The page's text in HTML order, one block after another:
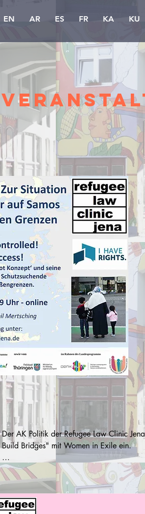
EN AR ES FR KA KU
Der AK Politik der Refugee Law Clinic
Build Bridges" mit Women in Exile ein.
Das Buch ist eine Textsammlung von
Situation in den Lagern und die
die seit 20 Jahren für Bewegungsfreiheit
kämpft.